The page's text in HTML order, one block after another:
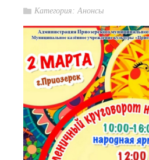
Категория:Анонсы